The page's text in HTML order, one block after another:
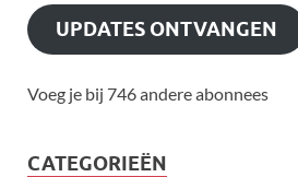
UPDATES ONTVANGEN
Voeg je bij 746 andere abonnees
CATEGORIEËN